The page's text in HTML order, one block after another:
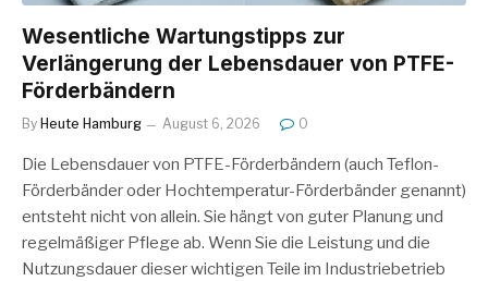
Wesentliche Wartungstipps zur
Verlängerung der Lebensdauer von PTFE-
Förderbändern
By Heute Hamburg August 6, 2026 0
Die Lebensdauer von PTFE-Förderbändern (auch Teflon-
Förderbänder oder Hochtemperatur-Förderbänder genannt)
entsteht nicht von allein. Sie hängt von guter Planung und
regelmäßiger Pflege ab. Wenn Sie die Leistung und die
Nutzungsdauer dieser wichtigen Teile im Industriebetrieb